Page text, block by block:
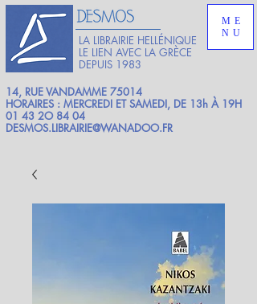
LA LIBRAIRIE HELLÉNIQUE
LE LIEN AVEC LA GRÈCE
DEPUIS 1983
ME
NU
14, RUE VANDAMME 75014
HORAIRES : MERCREDI ET SAMEDI, DE 13h À 19H
01 43 2O 84 04
DESMOS.LIBRAIRIE@WANADOO.FR